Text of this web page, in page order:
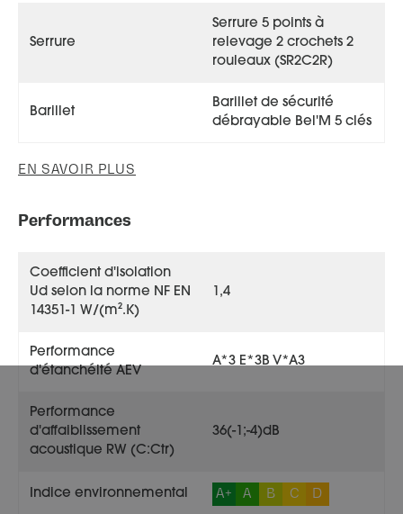
Serrure
Serrure 5 points à
relevage 2 crochets 2
rouleaux (SR2C2R)
Barillet
Barillet de sécurité
débrayable Bel'M 5 clés
EN SAVOIR PLUS
Performances
Coefficient d'isolation
Ud selon la norme NF EN
14351-1 W/(m².K)
1,4
Performance
d'étanchéité AEV
A*3 E*3B V*A3
Performance
d'affaiblissement
acoustique RW (C:Ctr)
36(-1;-4)dB
Indice environnemental A+ A B C D